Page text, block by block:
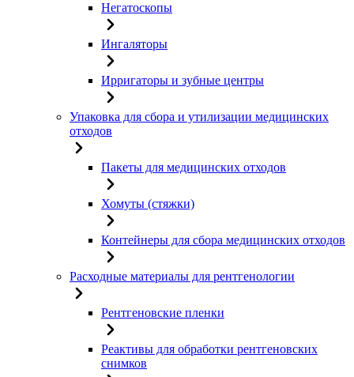
Негатоскопы
Ингаляторы
Ирригаторы и зубные центры
Упаковка для сбора и утилизации медицинских
отходов
Пакеты для медицинских отходов
Хомуты (стяжки)
Контейнеры для сбора медицинских отходов
Расходные материалы для рентгенологии
Рентгеновские пленки
Реактивы для обработки рентгеновских
снимков